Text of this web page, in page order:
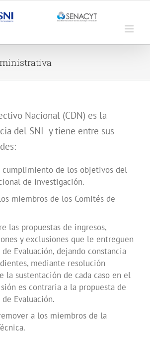
Nacional (CDN) es la
del SNI y tiene entre sus
cumplimiento de los objetivos del
de Investigación.
miembros de los Comités de
las propuestas de ingresos,
y exclusiones que le entreguen
Evaluación, dejando constancia
mediante resolución
la sustentación de cada caso en el
es contraria a la propuesta de
Evaluación.
a los miembros de la